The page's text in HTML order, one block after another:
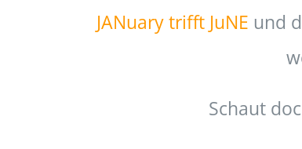
JANuary trifft JuNE und
Schaut